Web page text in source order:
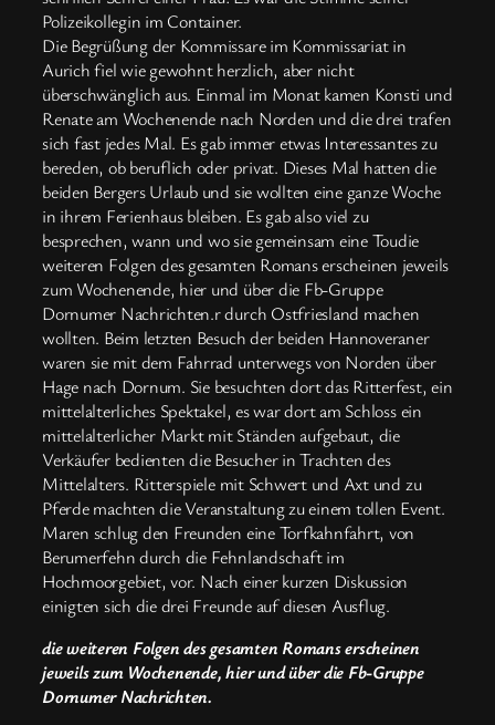
Polizeikollegin im Container.
Die Begrüßung der Kommissare im Kommissariat in
Aurich fiel wie gewohnt herzlich, aber nicht
überschwänglich aus. Einmal im Monat kamen Konsti und
Renate am Wochenende nach Norden und die drei trafen
sich fast jedes Mal. Es gab immer etwas Interessantes zu
bereden, ob beruflich oder privat. Dieses Mal hatten die
beiden Bergers Urlaub und sie wollten eine ganze Woche
in ihrem Ferienhaus bleiben. Es gab also viel zu
besprechen, wann und wo sie gemeinsam eine Toudie
weiteren Folgen des gesamten Romans erscheinen jeweils
zum Wochenende, hier und über die Fb-Gruppe
Dornumer Nachrichten.r durch Ostfriesland machen
wollten. Beim letzten Besuch der beiden Hannoveraner
waren sie mit dem Fahrrad unterwegs von Norden über
Hage nach Dornum. Sie besuchten dort das Ritterfest, ein
mittelalterliches Spektakel, es war dort am Schloss ein
mittelalterlicher Markt mit Ständen aufgebaut, die
Verkäufer bedienten die Besucher in Trachten des
Mittelalters. Ritterspiele mit Schwert und Axt und zu
Pferde machten die Veranstaltung zu einem tollen Event.
Maren schlug den Freunden eine Torfkahnfahrt, von
Berumerfehn durch die Fehnlandschaft im
Hochmoorgebiet, vor. Nach einer kurzen Diskussion
einigten sich die drei Freunde auf diesen Ausflug.
die weiteren Folgen des gesamten Romans erscheinen
jeweils zum Wochenende, hier und über die Fb-Gruppe
Dornumer Nachrichten.